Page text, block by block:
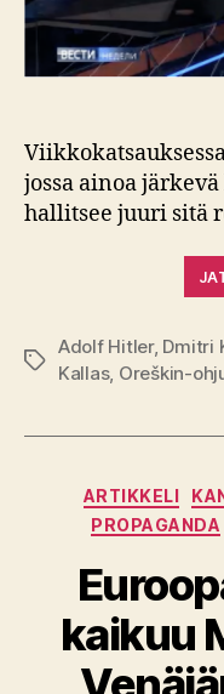
jossa ainoa
hallitsee juuri sitä
Avainsanat
Adolf Hitler, Dmitri
Kallas, Oreškin-
ARTIKKELI
PROPAGANDA
kaikuu